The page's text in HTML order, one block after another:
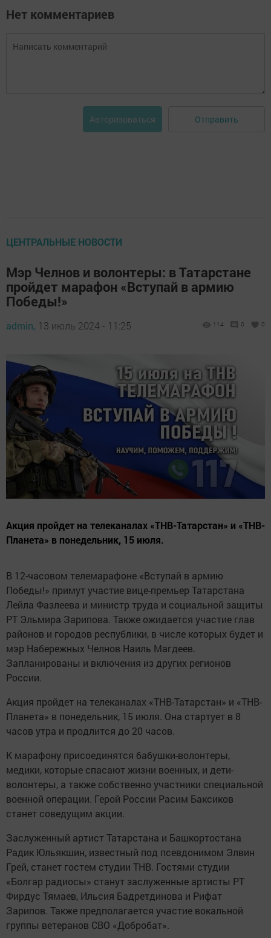
Нет комментариев
Авторизоваться Отправить
ЦЕНТРАЛЬНЫЕ НОВОСТИ
Мэр Челнов и волонтеры: в Татарстане
пройдет марафон «Вступай в армию
Победы!»
admin, 13 июль 2024 - 11:25 114 0 0
Акция пройдет на телеканалах «ТНВ-Татарстан» и «ТНВ-
Планета» в понедельник, 15 июля.
В 12-часовом телемарафоне «Вступай в армию
Победы!» примут участие вице-премьер Татарстана
Лейла Фазлеева и министр труда и социальной защиты
РТ Эльмира Зарипова. Также ожидается участие глав
районов и городов республики, в числе которых будет и
мэр Набережных Челнов Наиль Магдеев.
Запланированы и включения из других регионов
России.
Акция пройдет на телеканалах «ТНВ-Татарстан» и «ТНВ-
Планета» в понедельник, 15 июля. Она стартует в 8
часов утра и продлится до 20 часов.
К марафону присоединятся бабушки-волонтеры,
медики, которые спасают жизни военных, и дети-
волонтеры, а также собственно участники специальной
военной операции. Герой России Расим Баксиков
станет соведущим акции.
Заслуженный артист Татарстана и Башкортостана
Радик Юльякшин, известный под псевдонимом Элвин
Грей, станет гостем студии ТНВ. Гостями студии
«Болгар радиосы» станут заслуженные артисты РТ
Фирдус Тямаев, Ильсия Бадретдинова и Рифат
Зарипов. Также предполагается участие вокальной
группы ветеранов СВО «Добробат».